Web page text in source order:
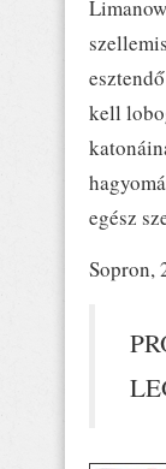
kell
egész
Sopron,